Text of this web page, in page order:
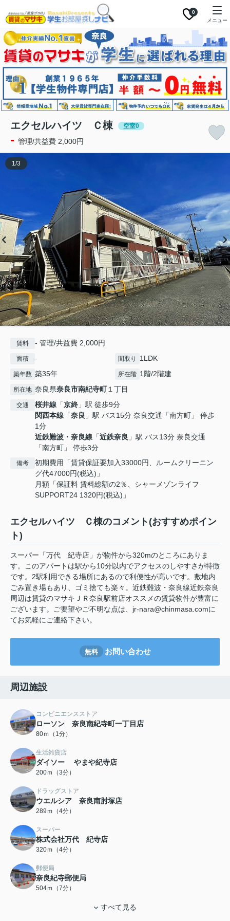
0
メニュー
エクセルハイツ Ｃ棟 空室0
- 管理/共益費 2,000円
1/3
賃料 - 管理/共益費 2,000円
面積 - 間取り 1LDK
築年数 築35年 所在階 1階/2階建
所在地 奈良県奈良市南紀寺町１丁目
交通 桜井線 「京終 」駅 徒歩9分
関西本線 「奈良 」駅 バス15分 奈良交通「南方町」 停歩
1分
近鉄難波・奈良線 「近鉄奈良 」駅 バス13分 奈良交通
「南方町」 停歩3分
備考
初期費用「賃貸保証要加入33000円、ルームクリーニン
グ代47000円(税込)」
月額「保証料 賃料総額の2％、シャーメゾンライフ
SUPPORT24 1320円(税込)」
エクセルハイツ Ｃ棟のコメント(おすすめポイン
ト)
スーパー「万代 紀寺店」が物件から320mのところにありま
す。このアパートは駅から10分以内でアクセスのしやすさが特徴
です。2駅利用できる場所にあるので利便性が高いです。敷地内
ごみ置き場もあり、ゴミ捨ても楽々。近鉄難波・奈良線近鉄奈良
周辺は賃貸のマサキＪＲ奈良駅前店オススメの賃貸物件が豊富に
ございます。ご要望やご不明な点は、jr-nara@chinmasa.comに
てお気軽にご連絡下さい。
無料 お問い合わせ
周辺施設
コンビニエンスストア
ローソン 奈良南紀寺町一丁目店
80ｍ（1分）
生活雑貨店
ダイソー やまや紀寺店
200ｍ（3分）
ドラッグストア
ウエルシア 奈良南肘塚店
289ｍ（4分）
スーパー
株式会社万代 紀寺店
320ｍ（4分）
郵便局
奈良紀寺郵便局
504ｍ（7分）
すべて見る